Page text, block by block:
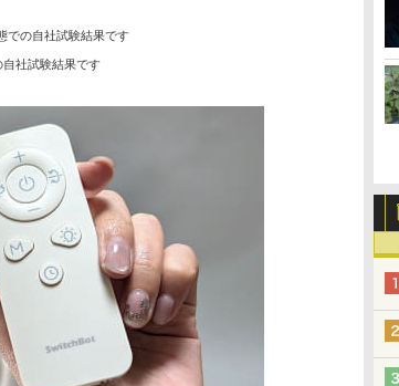
での自社試験結果です
社試験結果です